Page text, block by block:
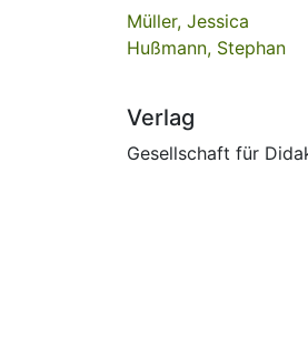
Müller, Jessica
Hußmann, Stephan
Verlag
Gesellschaft für